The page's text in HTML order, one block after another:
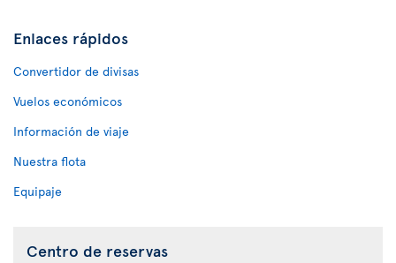
Enlaces rápidos
Convertidor de divisas
Vuelos económicos
Información de viaje
Nuestra flota
Equipaje
Centro de reservas